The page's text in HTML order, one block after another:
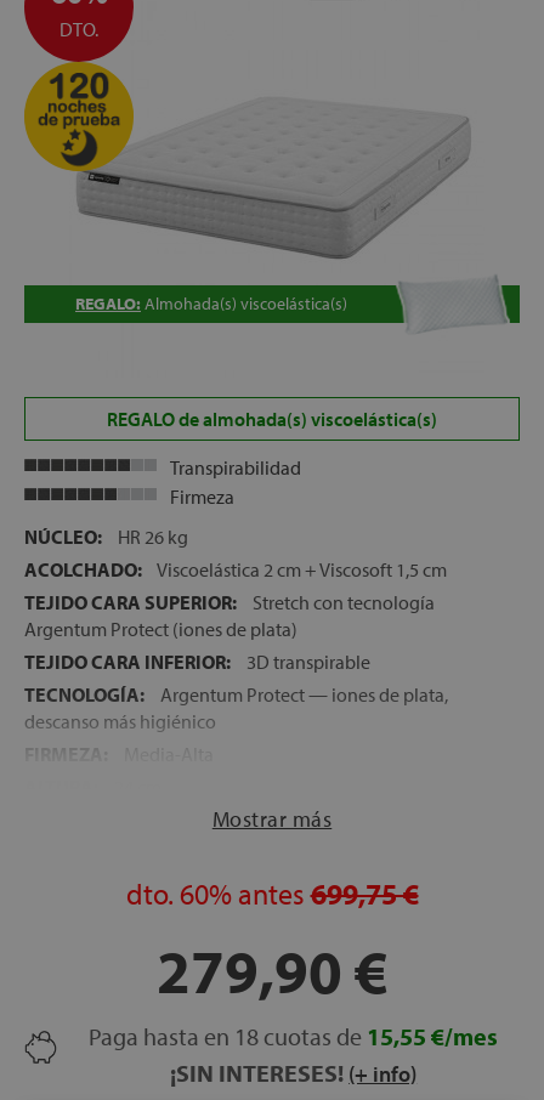
TRANSPORTE GRATUITO
ALTURA: +/- 25 cm.
DTO.
REGALO: Almohada(s) viscoelástica(s)
REGALO de almohada(s) viscoelástica(s)
Transpirabilidad
Firmeza
NÚCLEO:
HR 26 kg
ACOLCHADO: Viscoelástica 2 cm + Viscosoft 1,5 cm
TEJIDO CARA SUPERIOR:
Stretch con tecnología
Argentum Protect (iones de plata)
TEJIDO CARA INFERIOR:
3D transpirable
TECNOLOGÍA:
Argentum Protect — iones de plata,
descanso más higiénico
120 noches
Mostrar más
dto. 60% antes699,75 €
279,90 €
Paga hasta en 18 cuotas de 15,55 €/mes
¡SIN INTERESES! (+ info)